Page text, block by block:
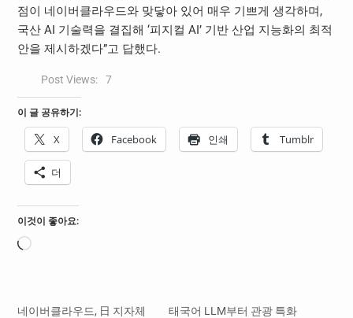
점이 네이버클라우드와 맞닿아 있어 매우 기쁘게 생각하며,
국산 AI 기술력을 결집해 ‘피지컬 AI’ 기반 산업 지능화의 최적
안을 제시하겠다”고 답했다.
Post Views: 7
이 글 공유하기:
X Facebook 인쇄 Tumblr
더
이것이 좋아요:
로
네이버클라우드, 日 지자체
태국어 LLM부터 관광 특화